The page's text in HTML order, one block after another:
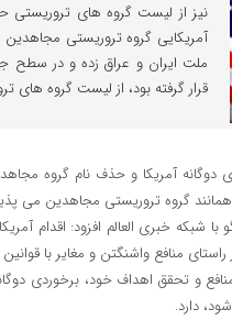
نیز از لیست گروه های تروریستی
آمریکایی گروه تروریستی مجاهدین
ملت ایران و عراق زده و در سطح
قرار گرفته بود، از لیست گروه های
دوگانه آمریکا و حذف نام گروه
همانند گروه تروریستی مجاهدین می
شبکه خبری العالم افزود: اقدام
منافع واشنگتن و مغایر با
و تحقق اهداف خود، برخوردی
دارد.